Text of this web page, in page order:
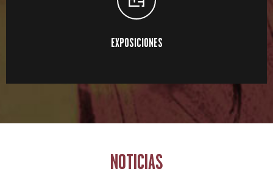
EXPOSICIONES
NOTICIAS